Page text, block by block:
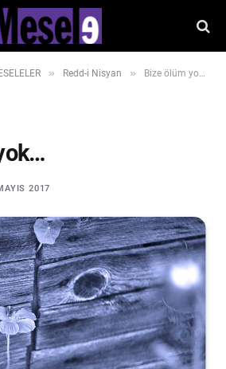
» Redd-i Nisyan » Bize ölüm yok…
2017